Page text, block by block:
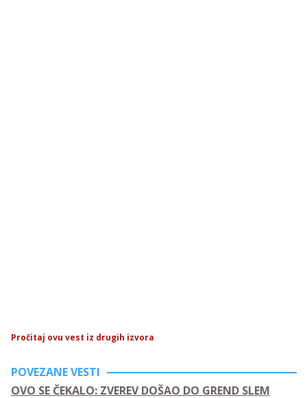
Pročitaj ovu vest iz drugih izvora
POVEZANE VESTI
OVO SE ČEKALO: ZVEREV DOŠAO DO GREND SLEM